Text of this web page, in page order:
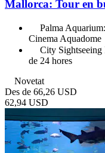
Mallorca: Tour en
Palma
Cinema Aquadome
City Sightseeing
de 24 hores
Novetat
Des de 66,26 USD
62,94 USD